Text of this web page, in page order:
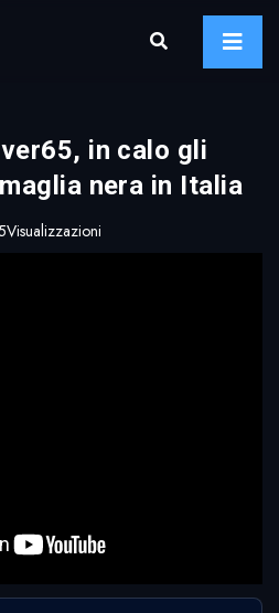
in calo gli
nera in Italia